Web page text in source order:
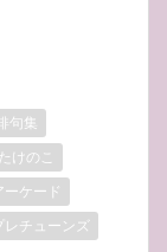
句集
たけのこ
ーケード
レチューンズ